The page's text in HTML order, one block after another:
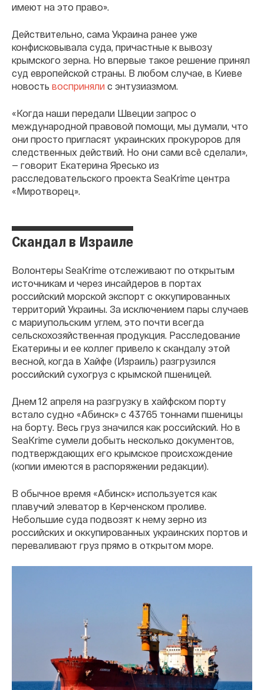
имеют на это право».
Действительно, сама Украина ранее уже
конфисковывала суда, причастные к вывозу
крымского зерна. Но впервые такое решение принял
суд европейской страны. В любом случае, в Киеве
новость восприняли с энтузиазмом.
«Когда наши передали Швеции запрос о
международной правовой помощи, мы думали, что
они просто пригласят украинских прокуроров для
следственных действий. Но они сами всё сделали»,
— говорит Екатерина Яресько из
расследовательского проекта SeaKrime центра
«Миротворец».
Скандал в Израиле
Волонтеры SeaKrime отслеживают по открытым
источникам и через инсайдеров в портах
российский морской экспорт с оккупированных
территорий Украины. За исключением пары случаев
с мариупольским углем, это почти всегда
сельскохозяйственная продукция. Расследование
Екатерины и ее коллег привело к скандалу этой
весной, когда в Хайфе (Израиль) разгрузился
российский сухогруз с крымской пшеницей.
Днем 12 апреля на разгрузку в хайфском порту
встало судно «Абинск» с 43765 тоннами пшеницы
на борту. Весь груз значился как российский. Но в
SeaKrime сумели добыть несколько документов,
подтверждающих его крымское происхождение
(копии имеются в распоряжении редакции).
В обычное время «Абинск» используется как
плавучий элеватор в Керченском проливе.
Небольшие суда подвозят к нему зерно из
российских и оккупированных украинских портов и
переваливают груз прямо в открытом море.